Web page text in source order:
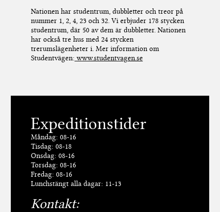
Nationen har studentrum, dubbletter och treor på
nummer 1, 2, 4, 23 och 32. Vi erbjuder 178 stycken
studentrum, där 50 av dem är dubbletter. Nationen
har också tre hus med 24 stycken
trerumslägenheter i. Mer information om
Studentvägen: www.studentvagen.se
Expeditionstider
Måndag: 08-16
Tisdag: 08-18
Onsdag: 08-16
Torsdag: 08-16
Fredag: 08-16
Lunchstängt alla dagar: 11-13
Kontakt: